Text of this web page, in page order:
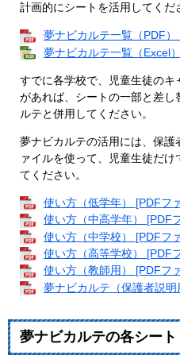
計画的にシートを活用してくだ
夢ナビカルテ一覧（PDF
夢ナビカルテ一覧（Excel
すでに各学校で、児童生徒の
があれば、シートの一部と差
ルテと併用してください。
夢ナビカルテの活用には、保
ァイルを使って、児童生徒だ
てください。
使い方（低学年） [PDFフ
使い方（中高学年） [PDF
使い方（中学校） [PDFフ
使い方（高等学校） [PDF
使い方（教師用） [PDFフ
夢ナビカルテ（保護者説
夢ナビカルテの各シート